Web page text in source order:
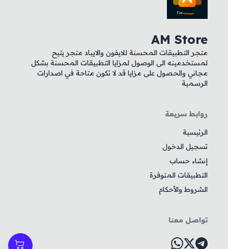
AM Store
متجر التطبيقات المحسنة للايفون والايباد متجر يتيح
لمستخدمينه الى الوصول لمزايا التطبيقات المحسنة بشكل
مجاني والحصول على مزايا قد لا تكون متاحة في اصدارات
الرسمية
روابط سريعة
الرئيسية
تسجيل الدخول
إنشاء حساب
التطبيقات المتوفرة
الشروط والأحكام
تواصل معنا